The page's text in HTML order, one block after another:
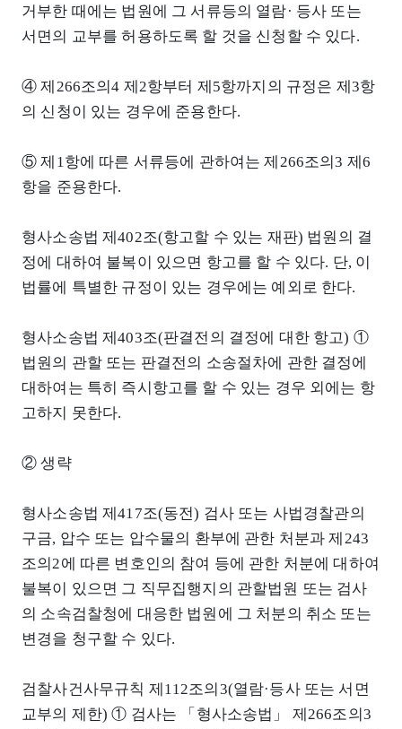
거부한 때에는 법원에 그 서류등의 열람· 등사 또는
서면의 교부를 허용하도록 할 것을 신청할 수 있다.
④ 제266조의4 제2항부터 제5항까지의 규정은 제3항
의 신청이 있는 경우에 준용한다.
⑤ 제1항에 따른 서류등에 관하여는 제266조의3 제6
항을 준용한다.
형사소송법 제402조(항고할 수 있는 재판) 법원의 결
정에 대하여 불복이 있으면 항고를 할 수 있다. 단, 이
법률에 특별한 규정이 있는 경우에는 예외로 한다.
형사소송법 제403조(판결전의 결정에 대한 항고) ①
법원의 관할 또는 판결전의 소송절차에 관한 결정에
대하여는 특히 즉시항고를 할 수 있는 경우 외에는 항
고하지 못한다.
② 생략
형사소송법 제417조(동전) 검사 또는 사법경찰관의
구금, 압수 또는 압수물의 환부에 관한 처분과 제243
조의2에 따른 변호인의 참여 등에 관한 처분에 대하여
불복이 있으면 그 직무집행지의 관할법원 또는 검사
의 소속검찰청에 대응한 법원에 그 처분의 취소 또는
변경을 청구할 수 있다.
검찰사건사무규칙 제112조의3(열람·등사 또는 서면
교부의 제한) ① 검사는 「형사소송법」 제266조의3